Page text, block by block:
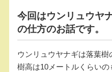
b
o
o
k
a
今回はウンリュウヤ
の仕方のお話です。
ウンリュウヤナギは落葉樹
樹高は10メートルくらい